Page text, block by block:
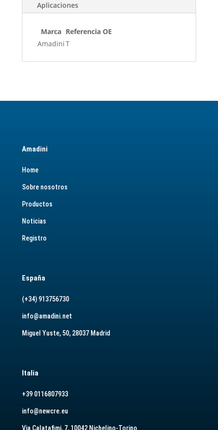
Aplicaciones
Marca Referencia OE
AmadiniT
Amadini
Home
Sobre nosotros
Productos
Noticias
Registro
España
(+34) 913756730
info@amadini.net
Miguel Yuste, 50, 28037 Madrid
Italia
+39 0116807933
info@newcre.eu
Via Calatafimi, 7, 10042 Nichelino-Torino